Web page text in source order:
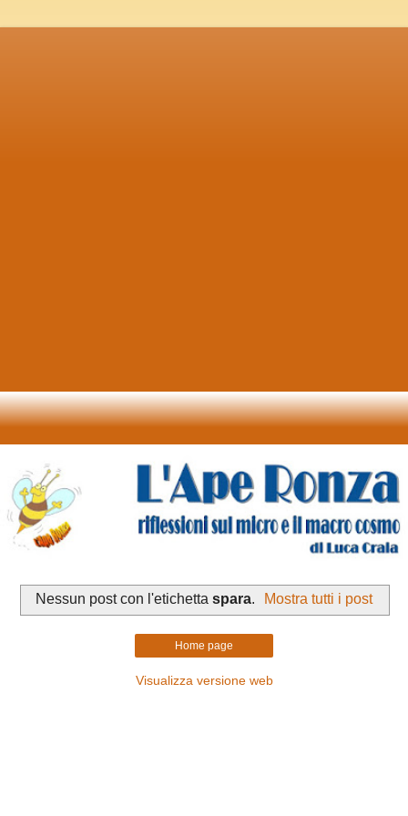
Nessun post con l'etichetta spara. Mostra tutti i post
Home page
Visualizza versione web